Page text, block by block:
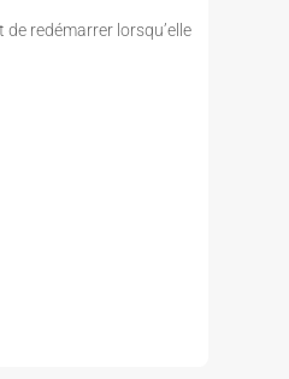
redémarrer lorsqu’elle